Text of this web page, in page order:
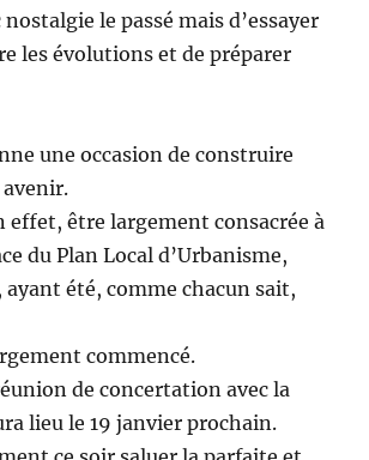
le passé mais d’essayer
les évolutions et de préparer
une occasion de construire
effet, être largement consacrée à
du Plan Local d’Urbanisme,
ayant été, comme chacun sait,
commencé.
de concertation avec la
lieu le 19 janvier prochain.